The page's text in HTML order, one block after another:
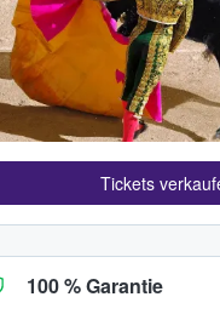
Tickets
100 % Garantie